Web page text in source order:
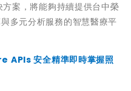
案，將能夠持續提供台中榮
多元分析服務的智慧醫療平
安全精準即時掌握照